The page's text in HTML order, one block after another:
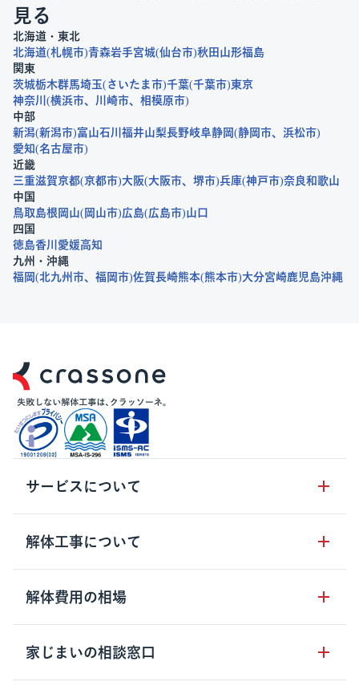
見る
北海道・東北
北海道 札幌市 青森岩手宮城 仙台市 秋田 山形福島
関東
茨城栃木群馬埼玉 さいたま市 千葉 千葉市 東京
神奈川
横浜市 川崎市
相模原市
中部
新潟 新潟市 富山石川 福井山梨長野岐阜静岡 静岡市
浜松市
愛知 名古屋市
近畿
三重滋賀京都 京都市 大阪 大阪市 堺市 兵庫 神戸市 奈良和歌山
中国
鳥取 島根 岡山 岡山市 広島 広島市 山口
四国
徳島香川 愛媛高知
九州・沖縄
福岡 北九州市 福岡市 佐賀長崎熊本 熊本市 大分宮崎鹿児島沖縄
サービスについて
サービスの流れ
サービスのメリット
クラッソーネの自治体連携
解体工事について
解体工事の基礎知識
解体工事に関わる法律
用語集
解体費用の相場
木造住宅の相場
鉄骨造住宅の相場
家じまいの相談窓口